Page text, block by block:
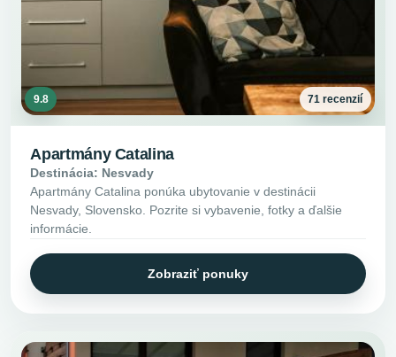
9.8 71 recenzií
Apartmány Catalina
Destinácia: Nesvady
Apartmány Catalina ponúka ubytovanie v destinácii
Nesvady, Slovensko. Pozrite si vybavenie, fotky a ďalšie
informácie.
Zobraziť ponuky